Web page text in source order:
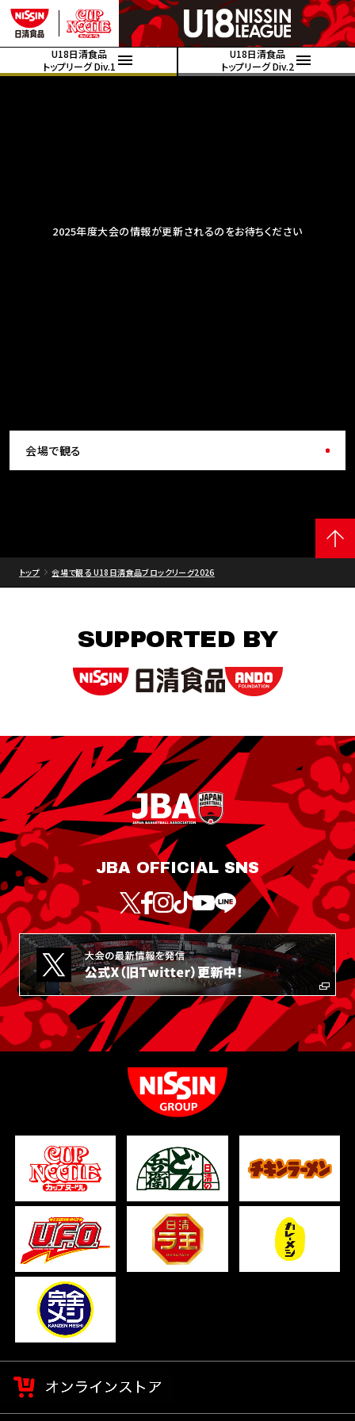
U18日清食品
トップリーグ Div.1
U18日清食品
トップリーグ Div.2
2025年度大会の情報が更新されるのをお待ちください
会場で観る
トップ 会場で観る U18日清食品ブロックリーグ2026
SUPPORTED BY
JBA OFFICIAL SNS